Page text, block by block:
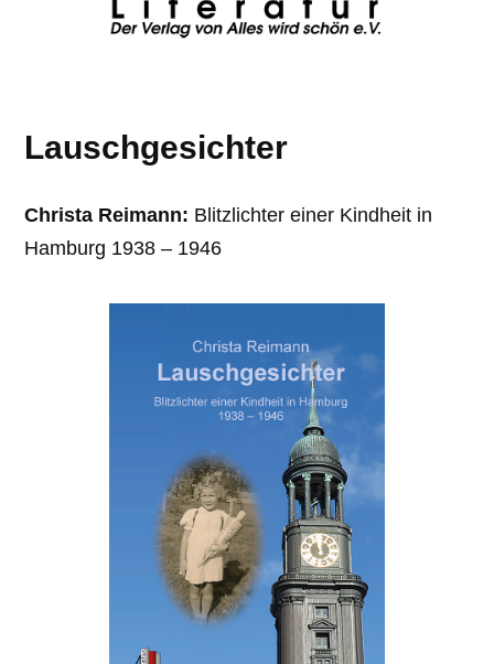
Lauschgesichter
Christa Reimann: Blitzlichter einer Kindheit in
Hamburg 1938 – 1946